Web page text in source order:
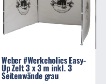
Weber #Werkeholics Easy-
Up Zelt 3 x 3 m inkl. 3
Seitenwände grau